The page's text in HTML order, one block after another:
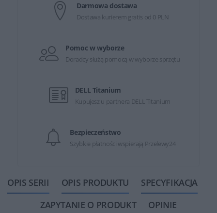
Darmowa dostawa
Dostawa kurierem gratis od 0 PLN
Pomoc w wyborze
Doradcy służą pomocą w wyborze sprzętu
DELL Titanium
Kupujesz u partnera DELL Titanium
Bezpieczeństwo
Szybkie płatności wspierają Przelewy24
OPIS SERII OPIS PRODUKTU
SPECYFIKACJA
ZAPYTANIE O PRODUKT
OPINIE